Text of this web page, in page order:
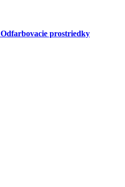
Odfarbovacie prostriedky